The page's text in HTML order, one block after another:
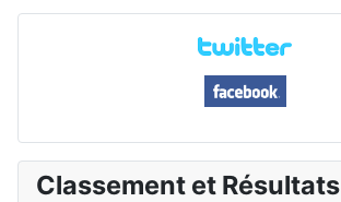
Classement et Résultats